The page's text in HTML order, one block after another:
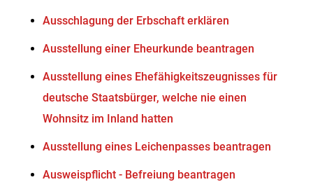
Ausschlagung der Erbschaft erklären
Ausstellung einer Eheurkunde beantragen
Ausstellung eines Ehefähigkeitszeugnisses für
deutsche Staatsbürger, welche nie einen
Wohnsitz im Inland hatten
Ausstellung eines Leichenpasses beantragen
Ausweispflicht - Befreiung beantragen